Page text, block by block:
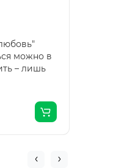
можно в
– лишь